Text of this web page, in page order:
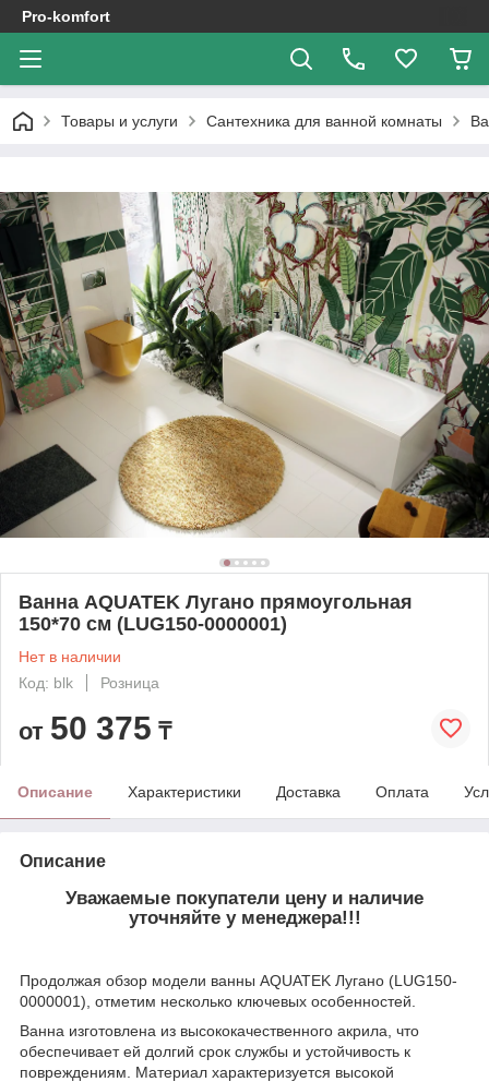
Pro-komfort
Товары и услуги Сантехника для ванной комнаты
Ванна AQUATEK Лугано прямоугольная
150*70 см (LUG150-0000001)
Нет в наличии
Код: blk
Розница
от 50 375 ₸
Описание Характеристики Доставка Оплата
Описание
Уважаемые покупатели цену и наличие
уточняйте у менеджера!!!
Продолжая обзор модели ванны AQUATEK Лугано (LUG150-
0000001), отметим несколько ключевых особенностей.
Ванна изготовлена из высококачественного акрила, что
обеспечивает ей долгий срок службы и устойчивость к
повреждениям. Материал характеризуется высокой